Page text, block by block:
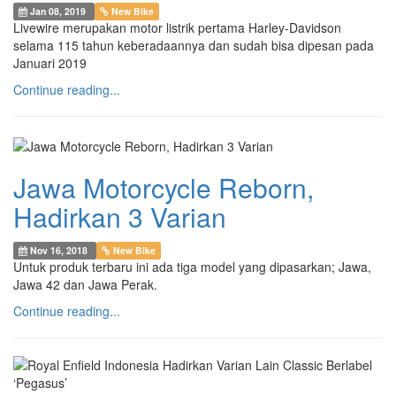
Jan 08, 2019 New Bike
Livewire merupakan motor listrik pertama Harley-Davidson
selama 115 tahun keberadaannya dan sudah bisa dipesan pada
Januari 2019
Continue reading...
Jawa Motorcycle Reborn,
Hadirkan 3 Varian
Nov 16, 2018 New Bike
Untuk produk terbaru ini ada tiga model yang dipasarkan; Jawa,
Jawa 42 dan Jawa Perak.
Continue reading...